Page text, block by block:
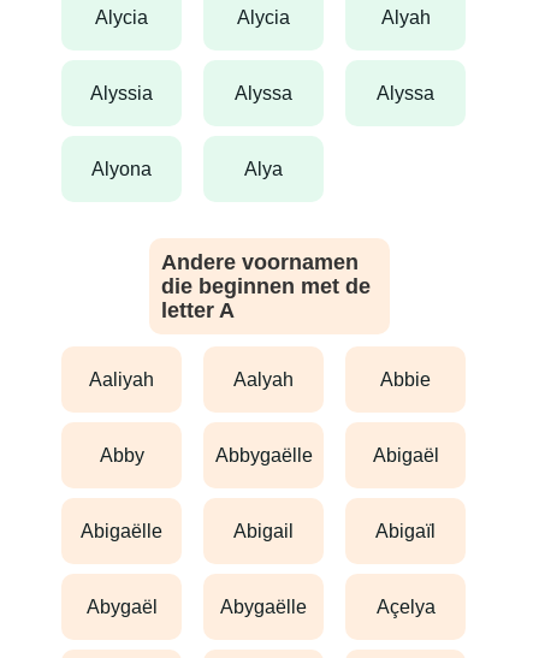
alycia alycia alyah
alyssia alyssa alyssa
alyona alya
Andere voornamen
die beginnen met de
letter A
aaliyah aalyah abbie
abby abbygaëlle abigaël
abigaëlle abigail abigaïl
abygaël abygaëlle açelya